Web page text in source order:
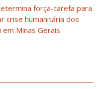
força-tarefa para
crise humanitária dos
em Minas Gerais